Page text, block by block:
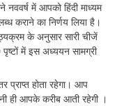
में आपको हिंदी माध्यम
कराने का निर्णय लिया है।
के अनुसार सारी चीजें
में इस अध्ययन सामग्री
प्राप्त होता रहेगा। आप
ही आपके करीब आती रहेगी ।